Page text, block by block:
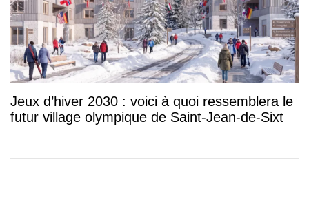
Jeux d’hiver 2030 : voici à quoi ressemblera le
futur village olympique de Saint-Jean-de-Sixt